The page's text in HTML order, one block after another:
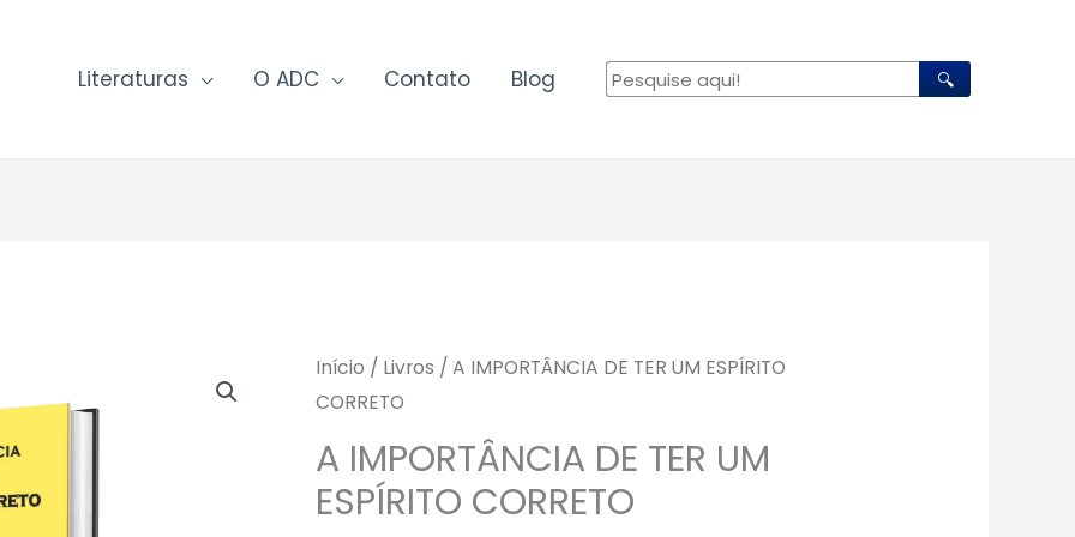
Literaturas O ADC Contato Blog 🔍
Início / Livros / A IMPORTÂNCIA DE TER UM ESPÍRITO
CORRETO
A IMPORTÂNCIA DE TER UM
ESPÍRITO CORRETO